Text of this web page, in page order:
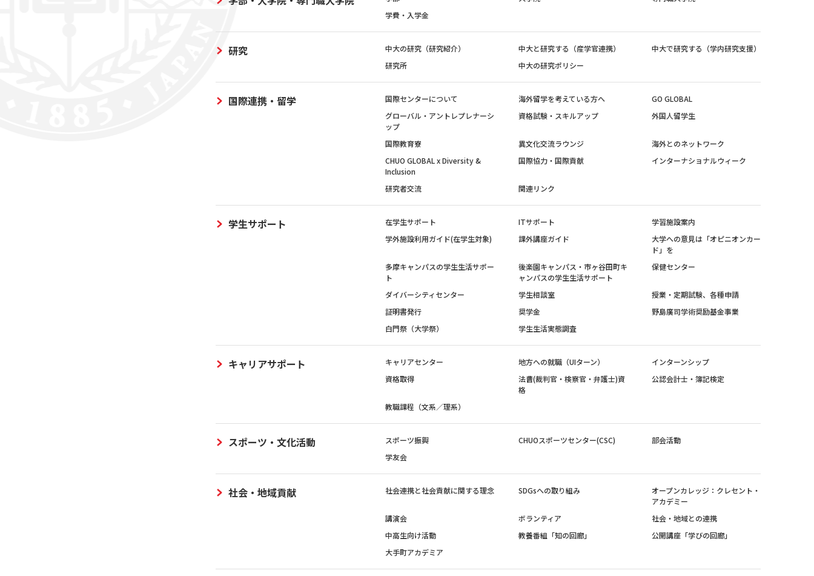
学費・入学金
研究 中大の研究（研究紹介） 中大と研究する（産学官連携）
中大で研究する（学内研究支援）
研究所
中大の研究ポリシー
国際連携・留学 国際センターについて 海外留学を考えている方へ
GO GLOBAL
グローバル・アントレプレナーシ
ップ
資格試験・スキルアップ 外国人留学生
国際教育寮 異文化交流ラウンジ
海外とのネットワーク
CHUO GLOBAL x Diversity &
Inclusion
国際協力・国際貢献 インターナショナルウィーク
研究者交流 関連リンク
学生サポート 在学生サポート ITサポート
学習施設案内
学外施設利用ガイド(在学生対象)
課外講座ガイド
大学への意見は「オピニオンカー
ド」を
多摩キャンパスの学生生活サポー
ト
後楽園キャンパス・市ヶ谷田町キ
ャンパスの学生生活サポート
保健センター
ダイバーシティセンター 学生相談室
授業・定期試験、各種申請
証明書発行
奨学金
野島廣司学術奨励基金事業
白門祭（大学祭）
学生生活実態調査
キャリアサポート キャリアセンター 地方への就職（UIターン）
インターンシップ
資格取得
法曹(裁判官・検察官・弁護士)資
格
公認会計士・簿記検定
教職課程（文系／理系）
スポーツ・文化活動 スポーツ振興 CHUOスポーツセンター(CSC)
部会活動
学友会
社会・地域貢献 社会連携と社会貢献に関する理念 SDGsへの取り組み
オープンカレッジ：クレセント・
アカデミー
講演会
ボランティア
社会・地域との連携
中高生向け活動
教養番組「知の回廊」
公開講座「学びの回廊」
大手町アカデミア